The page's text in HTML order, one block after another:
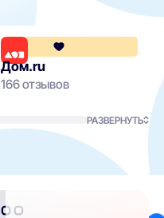
3.6
Дом.ru
166 отзывов
РАЗВЕРНУТЬ